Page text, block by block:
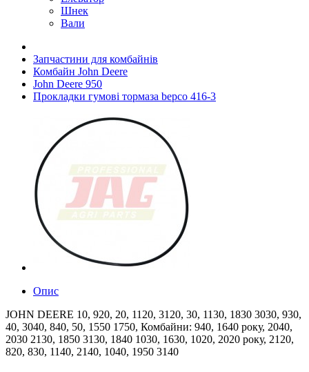
Шнек
Вали
Запчастини для комбайнів
Комбайн John Deere
John Deere 950
Прокладки гумові тормаза bepco 416-3
Опис
JOHN DEERE 10, 920, 20, 1120, 3120, 30, 1130, 1830 3030, 930,
40, 3040, 840, 50, 1550 1750, Комбайни: 940, 1640 року, 2040,
2030 2130, 1850 3130, 1840 1030, 1630, 1020, 2020 року, 2120,
820, 830, 1140, 2140, 1040, 1950 3140